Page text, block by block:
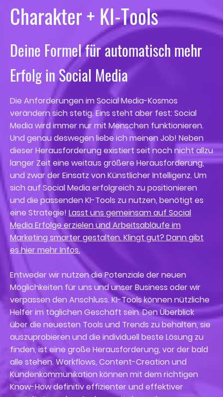
Charakter + KI-Tools
Deine Formel für automatisch mehr
Erfolg in Social Media
Die Anforderungen im Social Media-Kosmos
verändern sich stetig. Eins steht aber fest: Social
Media wird immer nur mit Menschen funktionieren.
Und genau deswegen liebe ich meinen Job! Neben
dieser Herausforderung existiert seit noch nicht allzu
langer Zeit eine weitaus größere Herausforderung,
und zwar der Einsatz von Künstlicher Intelligenz. Um
sich auf Social Media erfolgreich zu positionieren
und die passenden KI-Tools zu nutzen, benötigt es
eine Strategie! Lasst uns gemeinsam auf Social
Media Erfolge erzielen und Arbeitsabläufe im
Marketing smarter gestalten. Klingt gut? Dann gibt
es hier mehr Infos.
Entweder wir nutzen die Potenziale der neuen
Möglichkeiten für uns und unser Business oder wir
verpassen den Anschluss. KI-Tools können nützliche
Helfer im täglichen Geschäft sein. Den Überblick
über die neuesten Tools und Trends zu behalten, sie
auszuprobieren und die individuell beste Lösung zu
finden, ist eine große Herausforderung, vor der bald
alle stehen. Workflows, Content-Creation und
Kundenkommunikation können mit dem richtigen
Know-How definitiv effizienter und effektiver